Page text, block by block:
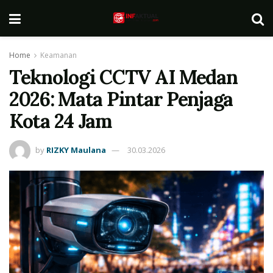
Home Keamanan
Teknologi CCTV AI Medan
2026: Mata Pintar Penjaga
Kota 24 Jam
by RIZKY Maulana 30.03.2026